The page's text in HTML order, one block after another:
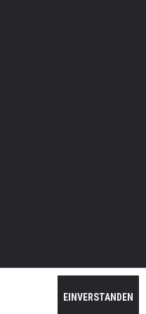
EINVERSTANDEN